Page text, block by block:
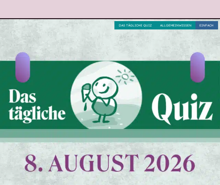
EINFACH
ALLGEMEINWISSEN
DAS TÄGLICHE QUIZ